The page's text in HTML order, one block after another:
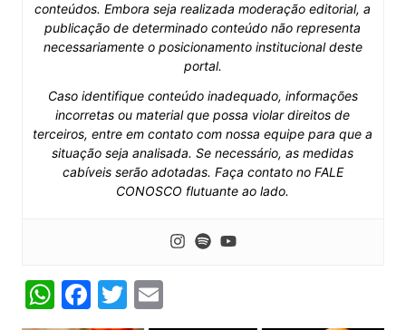
conteúdos. Embora seja realizada moderação editorial, a
publicação de determinado conteúdo não representa
necessariamente o posicionamento institucional deste
portal.
Caso identifique conteúdo inadequado, informações
incorretas ou material que possa violar direitos de
terceiros, entre em contato com nossa equipe para que a
situação seja analisada. Se necessário, as medidas
cabíveis serão adotadas. Faça contato no FALE
CONOSCO flutuante ao lado.
W F T E